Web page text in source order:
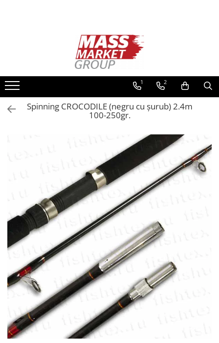
Lansete la crap
Mulinete la crap
Fire Crap
Rod Pod, picheti, suporti
Avertizoare si swingere
Pescuit Feeder, Stationar, Pluta
Lansete Feeder, Stationar, Pluta
Mulinete Feeder, Stationar, Pluta
Fire feeder, stationar
Plute si Indicatoare
Platforme feeder, suporturi,
tripoduri
Plumbi, cosulete, momitoare
Carlige Feeder, Stationar
Mincioguri si juvelnice
Accesorii monturi
1 2
Spinning CROCODILE (negru cu șurub) 2.4m
100-250gr.